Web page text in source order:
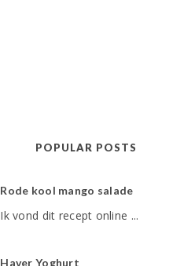
POPULAR POSTS
Rode kool mango salade
Ik vond dit recept online ...
Haver Yoghurt